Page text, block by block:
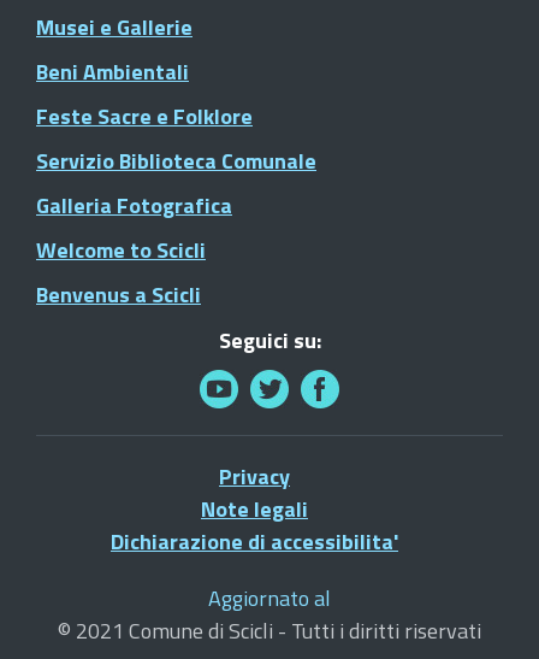
Musei e Gallerie
Beni Ambientali
Feste Sacre e Folklore
Servizio Biblioteca Comunale
Galleria Fotografica
Welcome to Scicli
Benvenus a Scicli
Seguici su:
Privacy
Note legali
Dichiarazione di accessibilita'
Aggiornato al
© 2021 Comune di Scicli - Tutti i diritti riservati